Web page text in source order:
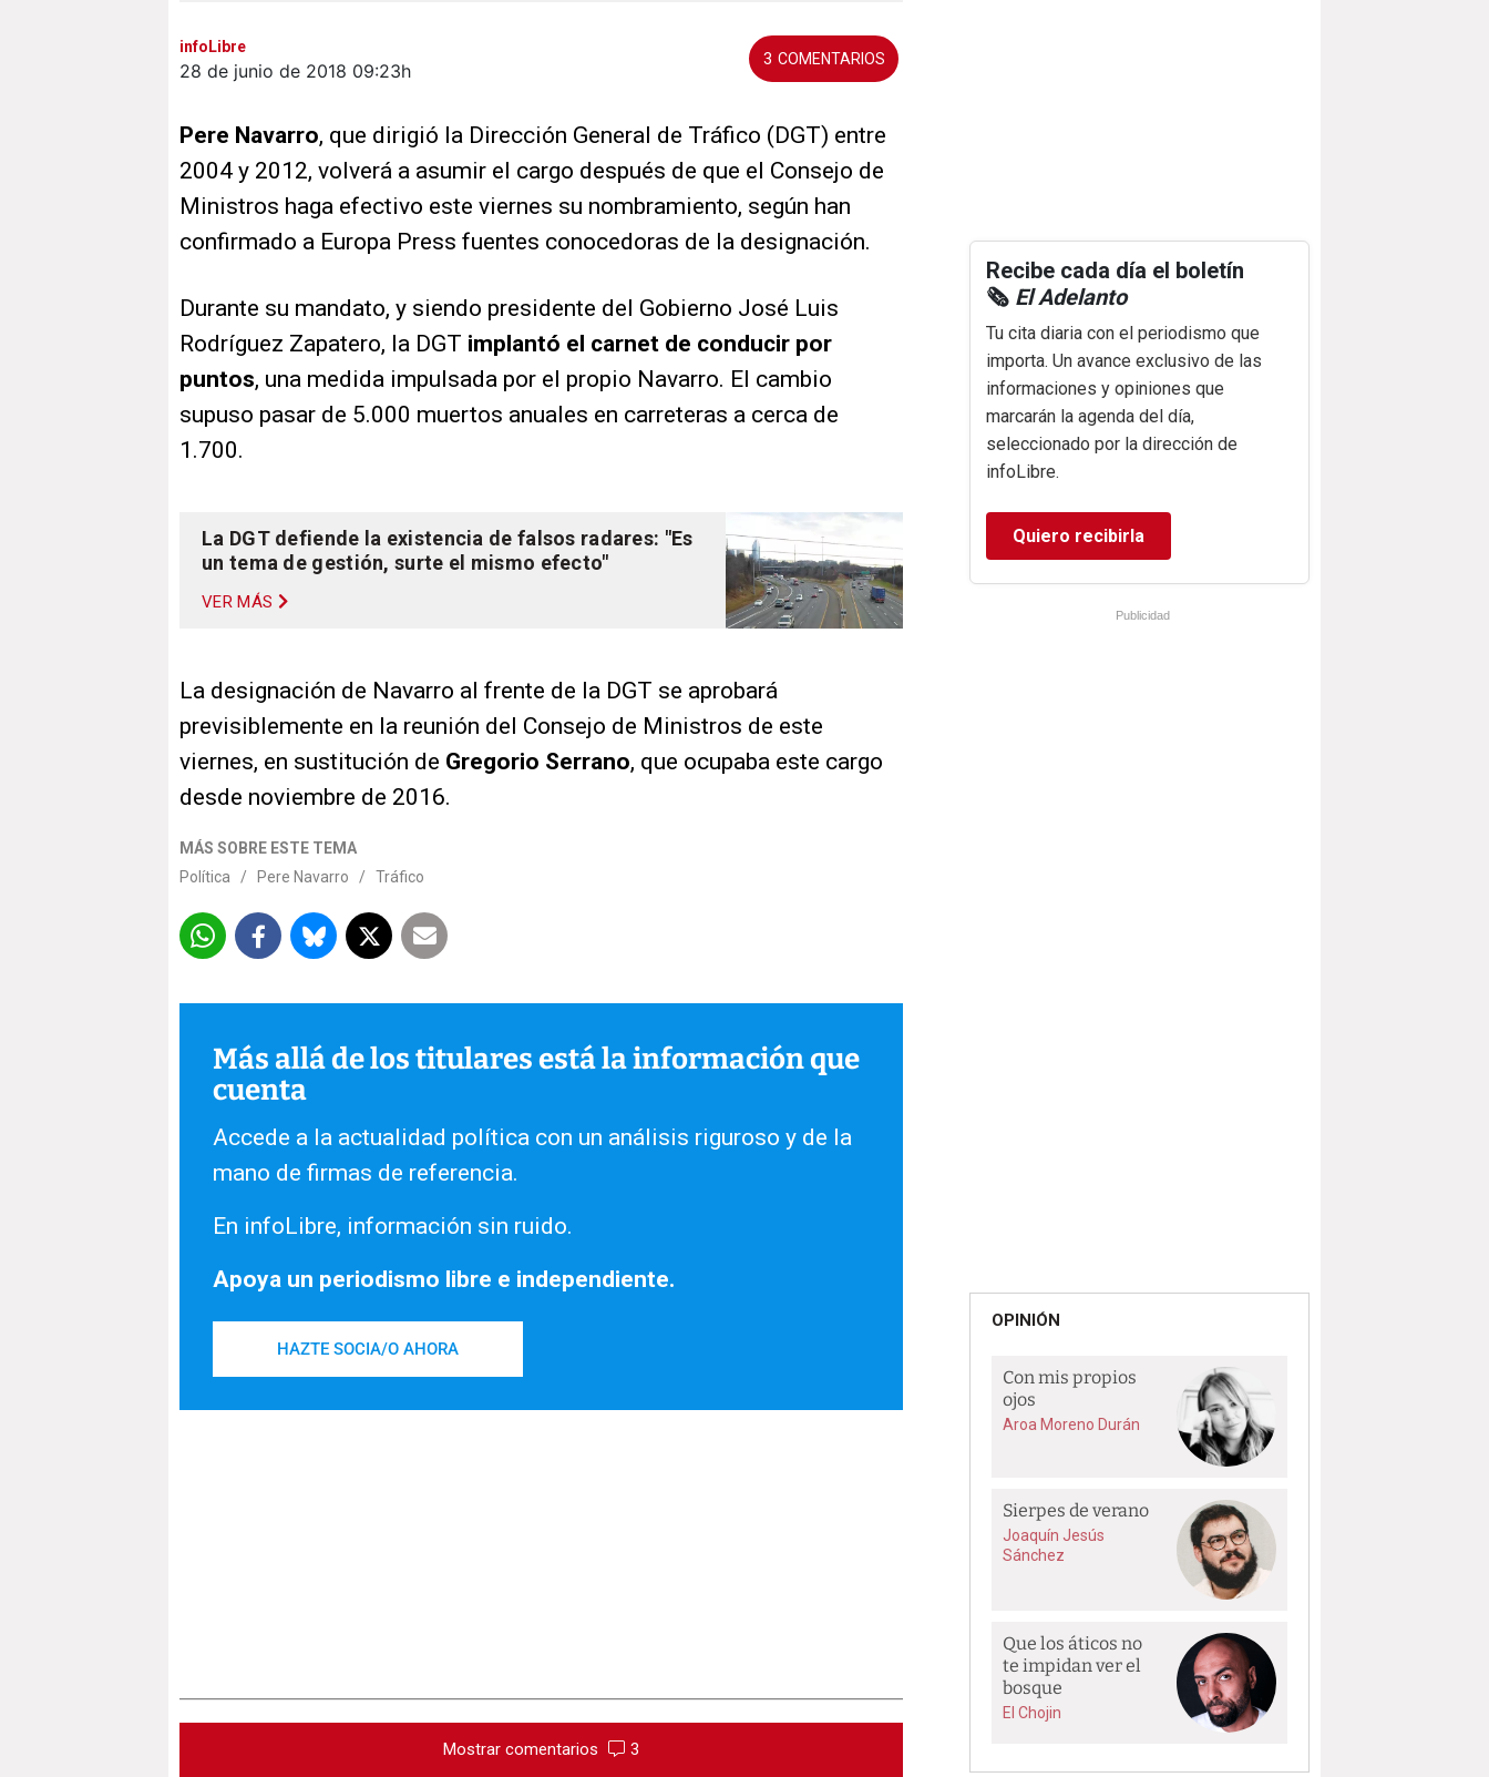
infoLibre
28 de junio de 2018 09:23h
3
Pere Navarro, que dirigió la Dirección General de Tráfico (DGT) entre
2004 y 2012, volverá a asumir el cargo después de que el Consejo de
Ministros haga efectivo este viernes su nombramiento, según han
confirmado a Europa Press fuentes conocedoras de la designación.
Durante su mandato, y siendo presidente del Gobierno José Luis
Rodríguez Zapatero, la DGT implantó el carnet de conducir por
puntos, una medida impulsada por el propio Navarro. El cambio
supuso pasar de 5.000 muertos anuales en carreteras a cerca de
1.700.
La DGT defiende la existencia de falsos radares: "Es
un tema de gestión, surte el mismo efecto"
VER MÁS
La designación de Navarro al frente de la DGT se aprobará
previsiblemente en la reunión del Consejo de Ministros de este
viernes, en sustitución de Gregorio Serrano, que ocupaba este cargo
desde noviembre de 2016.
MÁS SOBRE ESTE TEMA
Política
/ Pere Navarro / Tráfico
Más allá de los titulares está la información que
cuenta
Accede a la actualidad política con un análisis riguroso y de la
mano de firmas de referencia.
En infoLibre, información sin ruido.
Apoya un periodismo libre e independiente.
HAZTE SOCIA/O AHORA
Mostrar comentarios 3
Recibe cada día el boletín
🗞️ El Adelanto
Tu cita diaria con el periodismo que
importa. Un avance exclusivo de las
informaciones y opiniones que
marcarán la agenda del día,
seleccionado por la dirección de
infoLibre.
Quiero recibirla
Publicidad
OPINIÓN
Con mis propios
ojos
Aroa Moreno Durán
Sierpes de verano
Joaquín Jesús
Sánchez
Que los áticos no
te impidan ver el
bosque
El Chojin